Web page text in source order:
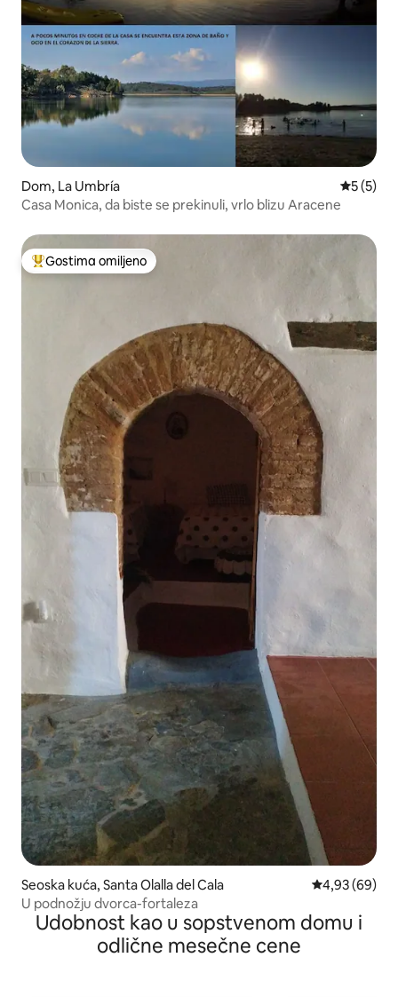
Dom, La Umbría
5 (5)
Casa Monica, da biste se prekinuli, vrlo blizu Aracene
Najuspešniji među gostima omiljenim
Gostima omiljeno
Seoska kuća, Santa Olalla del Cala Prosečna
4,93 (69)
U podnožju dvorca-fortaleza
Udobnost kao u sopstvenom domu i
odlične mesečne cene